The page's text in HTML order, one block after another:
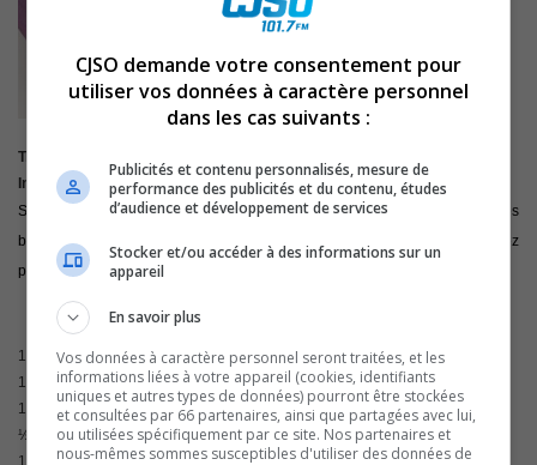
Trempette de tofu
Ingrédients:
Servir cette trempette en guise de collation avec des crudités ou des
biscottes. Si vous voulez l’utiliser comme garniture à sandwichs, n’ajoutez
pas d’eau à la recette. La tartinade sera plus ferme.
1 bloc
tofu ferme (454 g)
1
carotte
1
branche de céleri
½
poivron (couleur au choix)
CJSO demande votre consentement pour
utiliser vos données à caractère personnel
dans les cas suivants :
Publicités et contenu personnalisés, mesure de
performance des publicités et du contenu, études
d’audience et développement de services
Stocker et/ou accéder à des informations sur un
appareil
En savoir plus
Vos données à caractère personnel seront traitées, et les
informations liées à votre appareil (cookies, identifiants
uniques et autres types de données) pourront être stockées
et consultées par 66 partenaires, ainsi que partagées avec lui,
ou utilisées spécifiquement par ce site. Nos partenaires et
nous-mêmes sommes susceptibles d'utiliser des données de